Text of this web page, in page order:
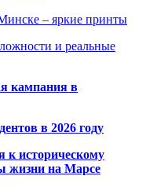
– яркие принты
и реальные
кампания в
в 2026 году
к историческому
жизни на Марсе